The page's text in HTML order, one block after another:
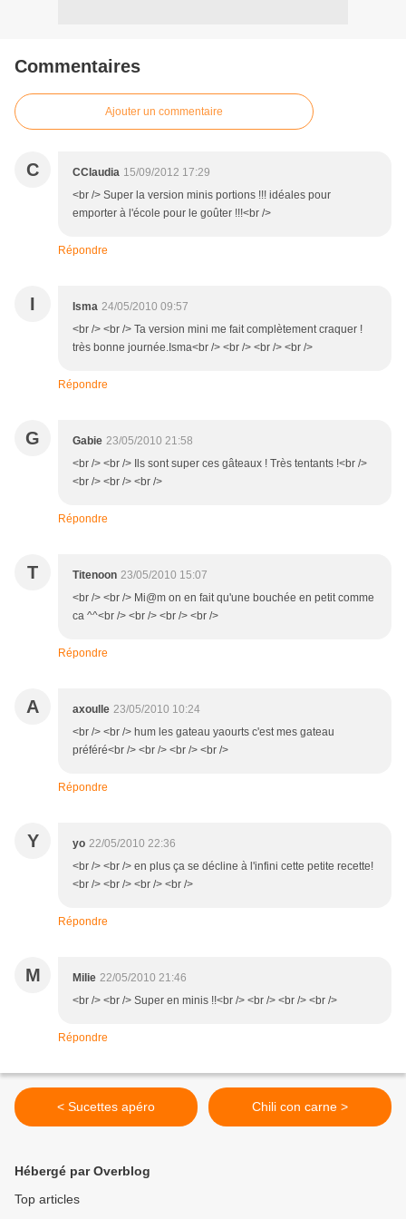
Commentaires
Ajouter un commentaire
C CClaudia 15/09/2012 17:29
<br /> Super la version minis portions !!! idéales pour
emporter à l'école pour le goûter !!!<br />
Répondre
I Isma 24/05/2010 09:57
<br /> <br /> Ta version mini me fait complètement craquer !
très bonne journée.Isma<br /> <br /> <br /> <br />
Répondre
G Gabie 23/05/2010 21:58
<br /> <br /> Ils sont super ces gâteaux ! Très tentants !<br />
<br /> <br /> <br />
Répondre
T Titenoon 23/05/2010 15:07
<br /> <br /> Mi@m on en fait qu'une bouchée en petit comme
ca ^^<br /> <br /> <br /> <br />
Répondre
A axoulle 23/05/2010 10:24
<br /> <br /> hum les gateau yaourts c'est mes gateau
préféré<br /> <br /> <br /> <br />
Répondre
Y yo 22/05/2010 22:36
<br /> <br /> en plus ça se décline à l'infini cette petite recette!
<br /> <br /> <br /> <br />
Répondre
M Milie 22/05/2010 21:46
<br /> <br /> Super en minis !!<br /> <br /> <br /> <br />
Répondre
< Sucettes apéro Chili con carne >
Hébergé par Overblog
Top articles